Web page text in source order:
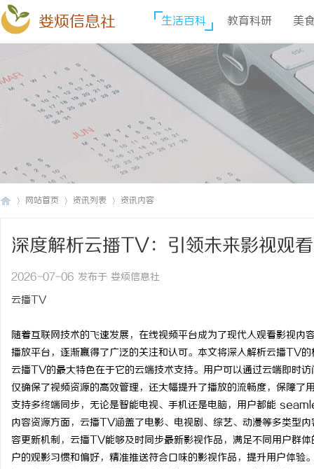
娄烦信息社 生活百科 教育科研 美
网站首页 资讯列表 资讯内容
深度解析云播TV：引领未来影视观
2026-07-06 发布于 娄烦信息社
云播TV
随着互联网技术的飞速发展，在线视频平台成为了现代人观看影视
播放平台，逐渐赢得了广泛的关注和认可。本文将深入解析云播TV
云播TV的最大特色在于它的云端技术支持。用户可以通过云端即时
仅确保了视频资源的高效管理，还大幅提升了播放的流畅度，保障
支持多终端同步，无论是智能电视、手机还是电脑，用户都能
内容资源方面，云播TV涵盖了电影、电视剧、综艺、动漫等多类型
容更新机制，云播TV能够及时同步最新影视作品，满足不同用户群
户的观影习惯和偏好，精准推送符合口味的影视作品，提升用户体验